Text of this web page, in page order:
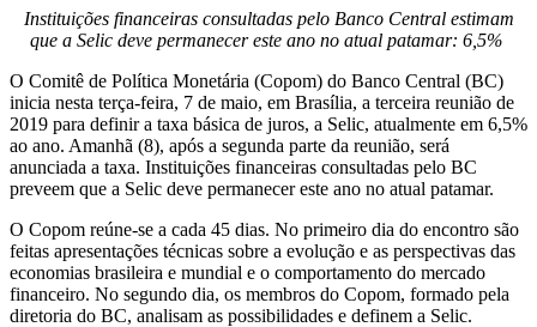
Instituições financeiras consultadas pelo Banco Central estimam
que a Selic deve permanecer este ano no atual patamar: 6,5%
O Comitê de Política Monetária (Copom) do Banco Central (BC)
inicia nesta terça-feira, 7 de maio, em Brasília, a terceira reunião de
2019 para definir a taxa básica de juros, a Selic, atualmente em 6,5%
ao ano. Amanhã (8), após a segunda parte da reunião, será
anunciada a taxa. Instituições financeiras consultadas pelo BC
preveem que a Selic deve permanecer este ano no atual patamar.
O Copom reúne-se a cada 45 dias. No primeiro dia do encontro são
feitas apresentações técnicas sobre a evolução e as perspectivas das
economias brasileira e mundial e o comportamento do mercado
financeiro. No segundo dia, os membros do Copom, formado pela
diretoria do BC, analisam as possibilidades e definem a Selic.